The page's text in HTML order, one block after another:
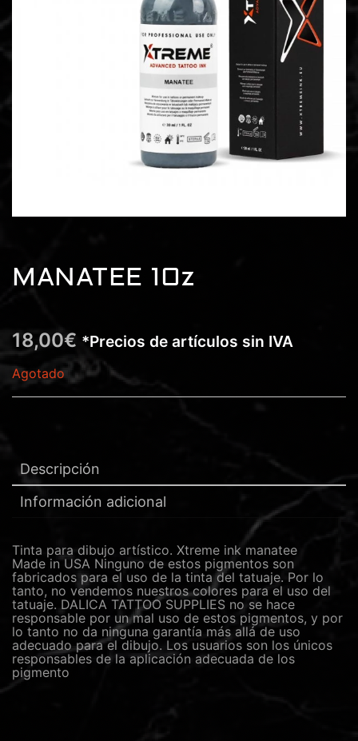
MANATEE 1Oz
18,00€ *Precios de artículos sin IVA
Agotado
Descripción
Información adicional
Tinta para dibujo artístico. Xtreme ink manatee
Made in USA Ninguno de estos pigmentos son
fabricados para el uso de la tinta del tatuaje. Por lo
tanto, no vendemos nuestros colores para el uso del
tatuaje. DALICA TATTOO SUPPLIES no se hace
responsable por un mal uso de estos pigmentos, y por
lo tanto no da ninguna garantía más allá de uso
adecuado para el dibujo. Los usuarios son los únicos
responsables de la aplicación adecuada de los
pigmento